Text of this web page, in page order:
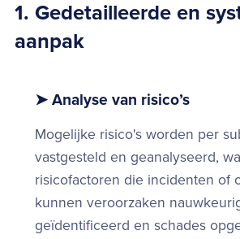
1. Gedetailleerde en
aanpak
➤ Analyse van risico’s
Mogelijke risico's worden per
vastgesteld en geanalyseerd,
risicofactoren die incidenten of
kunnen veroorzaken
geïdentificeerd en schades